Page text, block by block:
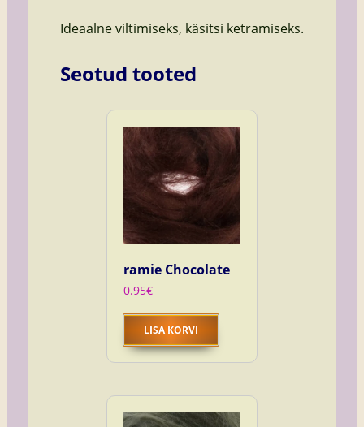
Ideaalne viltimiseks, käsitsi ketramiseks.
Seotud tooted
ramie Chocolate
0.95€
LISA KORVI